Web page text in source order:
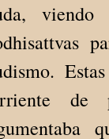
viendo
de